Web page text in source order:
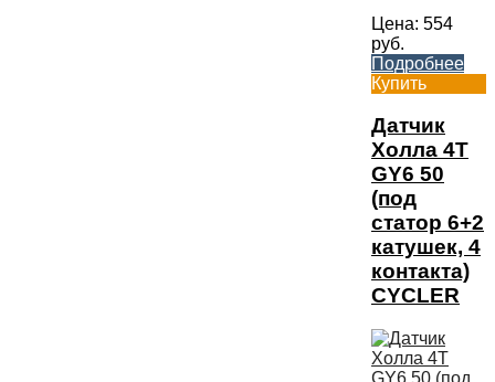
Цена: 554
руб.
Подробнее
Купить
Датчик
Холла 4T
GY6 50
(под
статор 6+2
катушек, 4
контакта)
CYCLER